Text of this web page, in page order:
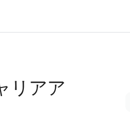
リアア